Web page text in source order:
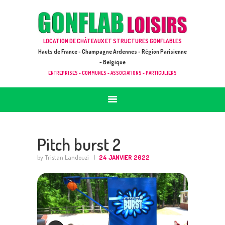
LOCATION DE CHÂTEAUX ET STRUCTURES GONFLABLES
Hauts de France - Champagne Ardennes - Région Parisienne
- Belgique
ENTREPRISES - COMMUNES - ASSOCIATIONS - PARTICULIERS
GONFLAB LOISIRS
ACCUEIL
JEUX À LOUER & PRESTATIONS
CATALOGUE / TARIF
DEMANDE DE DEVIS (SOUS 24H)
Pitch burst 2
by Tristan Landouzi 24 JANVIER 2022